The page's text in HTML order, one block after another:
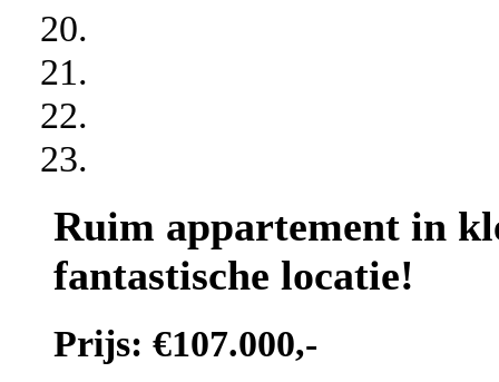
Ruim appartement in
fantastische locatie!
Prijs: €107.000,-